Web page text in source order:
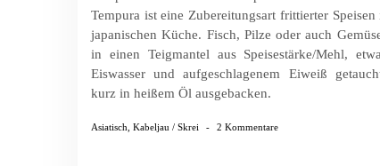
Tempura ist eine Zubereitungsart frittierter Speisen
japanischen Küche. Fisch, Pilze oder auch
in einen Teigmantel aus Speisestärke/Mehl,
Eiswasser und aufgeschlagenem Eiweiß
kurz in heißem Öl ausgebacken.
Asiatisch, Kabeljau / Skrei - 2 Kommentare